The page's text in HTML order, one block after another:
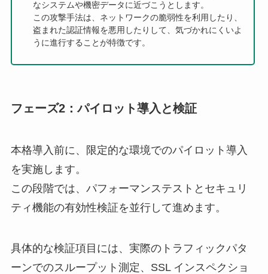
なシステムや機密データに近づこうとします。
この攻撃手法は、ネットワークの脆弱性を利用したり、
盗まれた認証情報を悪用したりして、気づかれにくいよ
うに進行することが特徴です。
フェーズ2：パイロット導入と検証
本格導入前に、限定的な環境でのパイロット導入
を実施します。
この段階では、パフォーマンステストとセキュリ
ティ機能の有効性検証を並行して進めます。
具体的な検証項目には、実際のトラフィックパタ
ーンでのスループット測定、SSL インスペクショ